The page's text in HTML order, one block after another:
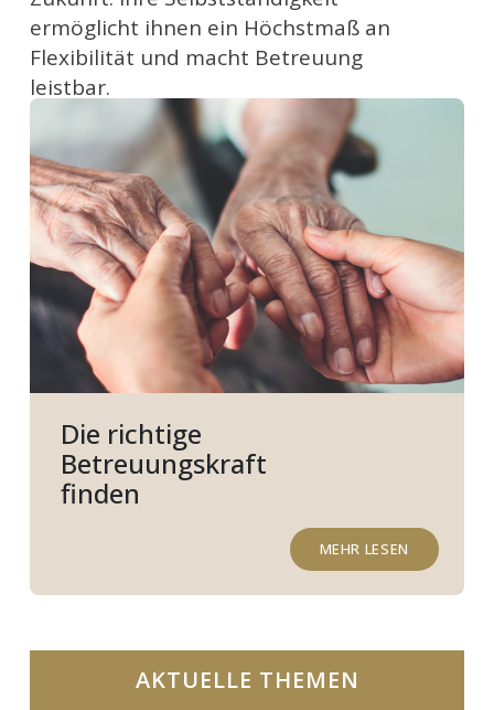
ermöglicht ihnen ein Höchstmaß an
Flexibilität und macht Betreuung
leistbar.
Die richtige
Betreuungskraft
finden
MEHR LESEN
AKTUELLE THEMEN